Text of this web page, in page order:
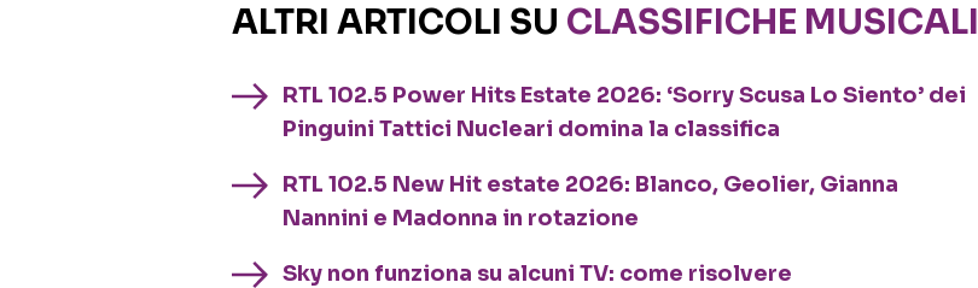
ALTRI ARTICOLI SU CLASSIFICHE MUSICALI
RTL 102.5 Power Hits Estate 2026: ‘Sorry Scusa Lo Siento’ dei
Pinguini Tattici Nucleari domina la classifica
RTL 102.5 New Hit estate 2026: Blanco, Geolier, Gianna
Nannini e Madonna in rotazione
Sky non funziona su alcuni TV: come risolvere